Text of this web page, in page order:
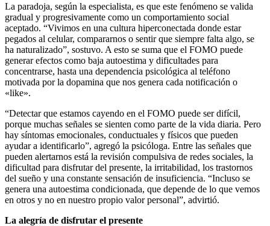
La paradoja, según la especialista, es que este fenómeno se valida
gradual y progresivamente como un comportamiento social
aceptado. “Vivimos en una cultura hiperconectada donde estar
pegados al celular, compararnos o sentir que siempre falta algo, se
ha naturalizado”, sostuvo. A esto se suma que el FOMO puede
generar efectos como baja autoestima y dificultades para
concentrarse, hasta una dependencia psicológica al teléfono
motivada por la dopamina que nos genera cada notificación o
«like».
“Detectar que estamos cayendo en el FOMO puede ser difícil,
porque muchas señales se sienten como parte de la vida diaria. Pero
hay síntomas emocionales, conductuales y físicos que pueden
ayudar a identificarlo”, agregó la psicóloga. Entre las señales que
pueden alertarnos está la revisión compulsiva de redes sociales, la
dificultad para disfrutar del presente, la irritabilidad, los trastornos
del sueño y una constante sensación de insuficiencia. “Incluso se
genera una autoestima condicionada, que depende de lo que vemos
en otros y no en nuestro propio valor personal”, advirtió.
La alegría de disfrutar el presente